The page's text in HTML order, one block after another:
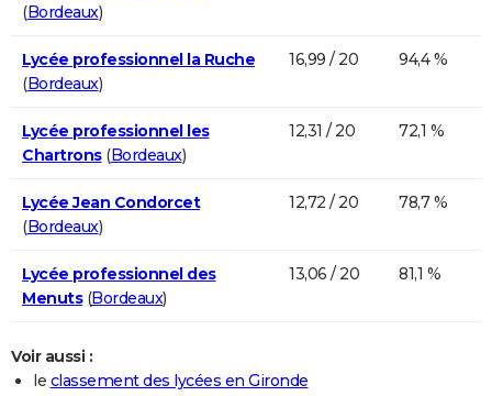
(Bordeaux)
Lycée professionnel la Ruche
(Bordeaux)
16,99 / 20 94,4 %
Lycée professionnel les
Chartrons(Bordeaux)
12,31 / 20 72,1 %
Lycée Jean Condorcet
(Bordeaux)
12,72 / 20 78,7 %
Lycée professionnel des
Menuts(Bordeaux)
13,06 / 20 81,1 %
Voir aussi :
le classement des lycées en Gironde